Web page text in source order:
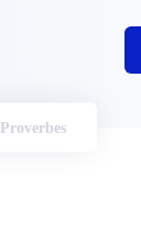
Proverbes